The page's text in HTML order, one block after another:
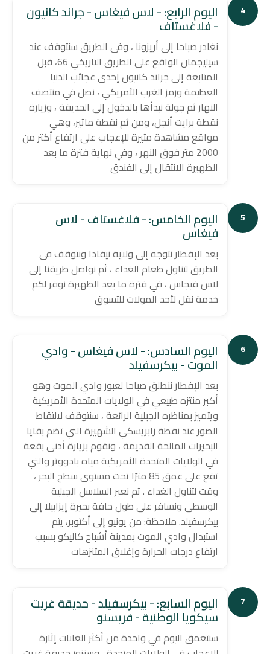
4 اليوم الرابع: - لاس فيغاس - جراند كانيون
- فلاغستاف
نغادر صباحا إلى أريزونا ، وفى الطريق سنتوقف عند
سيليجمان الواقع على الطريق التاريخي 66، قبل
المتابعة إلى جراند كانيون إحدى عجائب الدنيا
العظيمة ورمز الغرب الأمريكي ، نصل في منتصف
النهار ثم جولة نبدأها بالدخول إلى الحديقة ، وزيارة
نقطة برايت أنجل، ومن ثم نقطة ماثير، وهي
مواقع مشاهدة مثيرة للإعجاب على ارتفاع أكثر من
2000 متر فوق النهر ، وفي نهاية فترة ما بعد
الظهيرة الانتقال إلى الفندق
5 اليوم الخامس: - فلاغستاف - لاس
فيغاس
بعد الإفطار نتوجه إلى ولاية نيفادا ونتوقف فى
الطريق لتناول طعام الغداء ، ثم نواصل طريقنا إلى
لاس فيجاس ، في فترة ما بعد الظهيرة نوفر لكم
خدمة نقل لأحد المولات للتسوق
6 اليوم السادس: - لاس فيغاس - وادي
الموت - بيكرسفيلد
بعد الإفطار ننطلق صباحا لعبور وادي الموت وهو
أكبر منتزه طبيعي في الولايات المتحدة الأمريكية
ويتميز بمناظره الجبلية الرائعة ، سنتوقف لالتقاط
الصور عند نقطة زابريسكي الشهيرة التي تضم بقايا
البحيرات المالحة القديمة ، ونقوم بزيارة أدنى بقعة
في الولايات المتحدة الأمريكية مياه بادووتر والتي
تقع على عمق 85 مترًا تحت مستوى سطح البحر ،
وقت لتناول الغداء . ثم نعبر السلاسل الجبلية
الوسطى ونسافر على طول حافة بحيرة إيزابيلا إلى
بيكرسفيلد. ملاحظة: من يونيو إلى أكتوبر، يتم
استبدال وادي الموت بمدينة أشباح كاليكو بسبب
ارتفاع درجات الحرارة وإغلاق المتنزهات
7 اليوم السابع: - بيكرسفيلد - حديقة غريت
سيكويا الوطنية - فريسنو
سنتعمق اليوم في واحدة من أكثر الغابات إثارة